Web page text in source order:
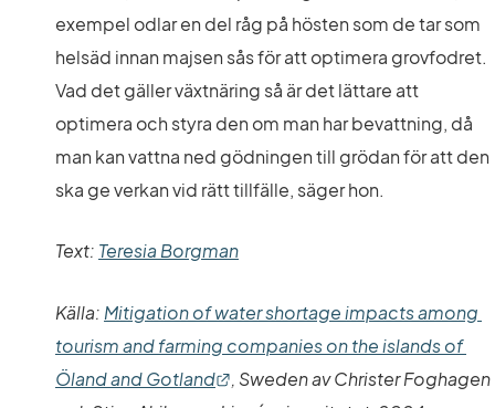
exempel odlar en del råg på hösten som de tar som
helsäd innan majsen sås för att optimera grovfodret.
Vad det gäller växtnäring så är det lättare att
optimera och styra den om man har bevattning, då
man kan vattna ned gödningen till grödan för att den
ska ge verkan vid rätt tillfälle, säger hon.
Text: Teresia Borgman
Källa: Mitigation of water shortage impacts among
tourism and farming companies on the islands of
Öland and Gotland
Länk till annan webbplats.
, Sweden av Christer Foghagen